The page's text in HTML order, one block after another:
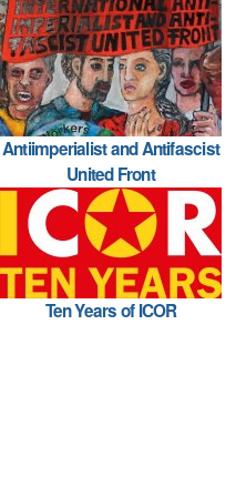
Antiimperialist and Antifascist
United Front
Ten Years of ICOR